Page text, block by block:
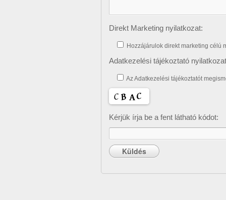
Direkt Marketing nyilatkozat:
Hozzájárulok direkt marketing célú
Adatkezelési tájékoztató
Az Adatkezelési tájékoztatót
Kérjük írja be a fent látható kódot: